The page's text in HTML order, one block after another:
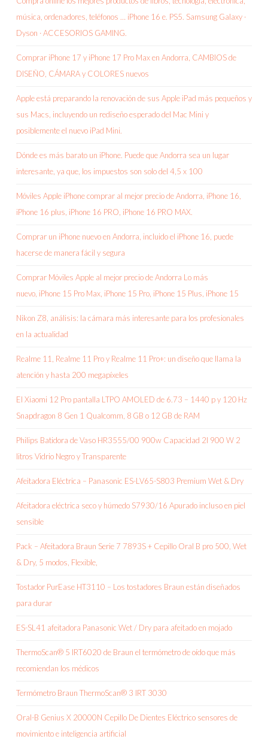
música, ordenadores, teléfonos … iPhone 16 e. PS5. Samsung Galaxy ·
Dyson · ACCESORIOS GAMING.
Comprar iPhone 17 y iPhone 17 Pro Max en Andorra, CAMBIOS de
DISEÑO, CÁMARA y COLORES nuevos
Apple está preparando la renovación de sus Apple iPad más pequeños y
sus Macs, incluyendo un rediseño esperado del Mac Mini y
posiblemente el nuevo iPad Mini.
Dónde es más barato un iPhone. Puede que Andorra sea un lugar
interesante, ya que, los impuestos son solo del 4,5 x 100
Móviles Apple iPhone comprar al mejor precio de Andorra, iPhone 16,
iPhone 16 plus, iPhone 16 PRO, iPhone 16 PRO MAX.
Comprar un iPhone nuevo en Andorra, incluido el iPhone 16, puede
hacerse de manera fácil y segura
Comprar Móviles Apple al mejor precio de Andorra Lo más
nuevo, iPhone 15 Pro Max, iPhone 15 Pro, iPhone 15 Plus, iPhone 15
Nikon Z8, análisis: la cámara más interesante para los profesionales
en la actualidad
Realme 11, Realme 11 Pro y Realme 11 Pro+: un diseño que llama la
atención y hasta 200 megapíxeles
El Xiaomi 12 Pro pantalla LTPO AMOLED de 6.73 – 1440 p y 120 Hz
Snapdragon 8 Gen 1 Qualcomm, 8 GB o 12 GB de RAM
Philips Batidora de Vaso HR3555/00 900w Capacidad 2l 900 W 2
litros Vidrio Negro y Transparente
Afeitadora Eléctrica – Panasonic ES-LV65-S803 Premium Wet & Dry
Afeitadora eléctrica seco y húmedo S7930/16 Apurado incluso en piel
sensible
Pack – Afeitadora Braun Serie 7 7893S + Cepillo Oral B pro 500, Wet
& Dry, 5 modos, Flexible,
Tostador PurEase HT3110 – Los tostadores Braun están diseñados
para durar
ES-SL41 afeitadora Panasonic Wet / Dry para afeitado en mojado
ThermoScan® 5 IRT6020 de Braun el termómetro de oído que más
recomiendan los médicos
Termómetro Braun ThermoScan® 3 IRT 3030
Oral-B Genius X 20000N Cepillo De Dientes Eléctrico sensores de
movimiento e inteligencia artificial